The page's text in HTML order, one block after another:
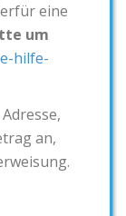
eine
um
hilfe-
an,